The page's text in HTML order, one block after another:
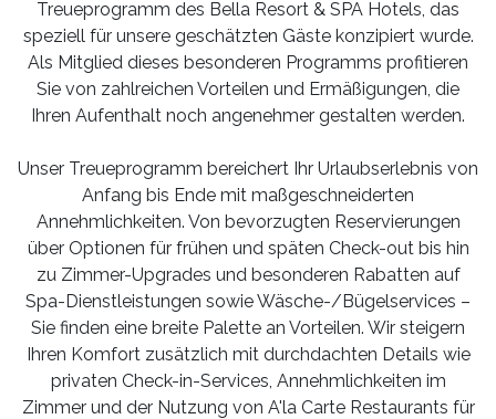
Treueprogramm des Bella Resort & SPA Hotels, das
speziell für unsere geschätzten Gäste konzipiert wurde.
Als Mitglied dieses besonderen Programms profitieren
Sie von zahlreichen Vorteilen und Ermäßigungen, die
Ihren Aufenthalt noch angenehmer gestalten werden.
Unser Treueprogramm bereichert Ihr Urlaubserlebnis von
Anfang bis Ende mit maßgeschneiderten
Annehmlichkeiten. Von bevorzugten Reservierungen
über Optionen für frühen und späten Check-out bis hin
zu Zimmer-Upgrades und besonderen Rabatten auf
Spa-Dienstleistungen sowie Wäsche-/Bügelservices –
Sie finden eine breite Palette an Vorteilen. Wir steigern
Ihren Komfort zusätzlich mit durchdachten Details wie
privaten Check-in-Services, Annehmlichkeiten im
Zimmer und der Nutzung von A'la Carte Restaurants für